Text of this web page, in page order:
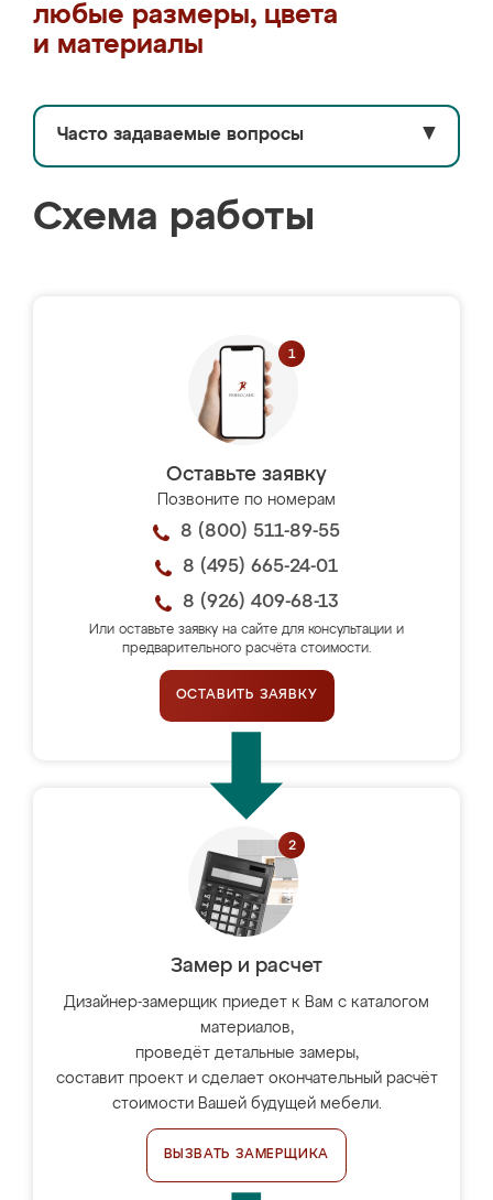
любые размеры, цвета
и материалы
Часто задаваемые вопросы ▼
Схема работы
Оставьте заявку
Позвоните по номерам
8 (800) 511-89-55
8 (495) 665-24-01
8 (926) 409-68-13
Или оставьте заявку на сайте для консультации и
предварительного расчёта стоимости.
ОСТАВИТЬ ЗАЯВКУ
Замер и расчет
Дизайнер-замерщик приедет к Вам с каталогом
материалов,
проведёт детальные замеры,
составит проект и сделает окончательный расчёт
стоимости Вашей будущей мебели.
ВЫЗВАТЬ ЗАМЕРЩИКА